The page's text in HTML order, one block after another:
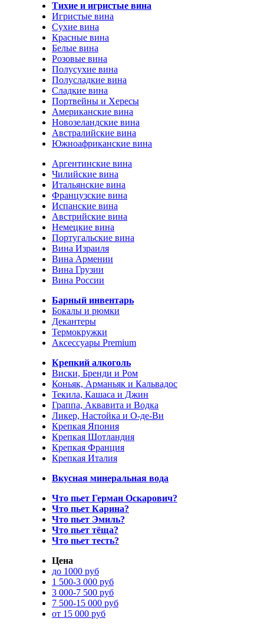
Тихие и игристые вина
Игристые вина
Сухие вина
Красные вина
Белые вина
Розовые вина
Полусухие вина
Полусладкие вина
Сладкие вина
Портвейны и Хересы
Американские вина
Новозеландские вина
Австралийские вина
Южноафриканские вина
Аргентинские вина
Чилийские вина
Итальянские вина
Французские вина
Испанские вина
Австрийские вина
Немецкие вина
Португальские вина
Вина Израиля
Вина Армении
Вина Грузии
Вина России
Барный инвентарь
Бокалы и рюмки
Декантеры
Термокружки
Аксессуары Premium
Крепкий алкоголь
Виски, Бренди и Ром
Коньяк, Арманьяк и Кальвадос
Текила, Кашаса и Джин
Граппа, Аквавита и Водка
Ликер, Настойка и О-де-Ви
Крепкая Япония
Крепкая Шотландия
Крепкая Франция
Крепкая Италия
Вкусная минеральная вода
Что пьет Герман Оскарович?
Что пьет Карина?
Что пьет Эмиль?
Что пьет тёща?
Что пьет тесть?
Цена
до 1000 руб
1 500-3 000 руб
3 000-7 500 руб
7 500-15 000 руб
от 15 000 руб